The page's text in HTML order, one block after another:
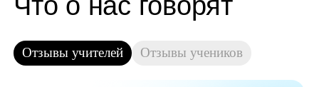
Показать все отзывы